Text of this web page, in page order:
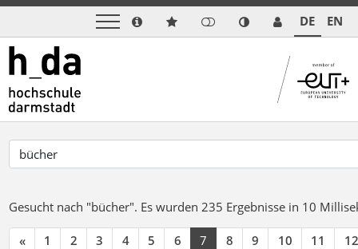
DE EN
Gesucht nach "bücher". Es wurden 235 Ergebnisse in 10
« 1 2 3 4 5 6 7 8 9 10 11 12